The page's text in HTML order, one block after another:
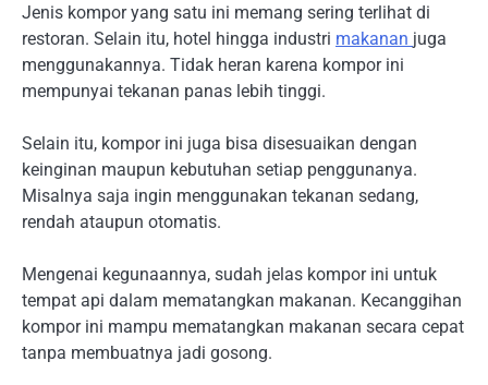
Jenis kompor yang satu ini memang sering terlihat di
restoran. Selain itu, hotel hingga industri makanan juga
menggunakannya. Tidak heran karena kompor ini
mempunyai tekanan panas lebih tinggi.
Selain itu, kompor ini juga bisa disesuaikan dengan
keinginan maupun kebutuhan setiap penggunanya.
Misalnya saja ingin menggunakan tekanan sedang,
rendah ataupun otomatis.
Mengenai kegunaannya, sudah jelas kompor ini untuk
tempat api dalam mematangkan makanan. Kecanggihan
kompor ini mampu mematangkan makanan secara cepat
tanpa membuatnya jadi gosong.